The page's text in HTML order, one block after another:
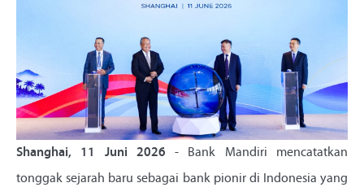
Shanghai, 11 Juni 2026- Bank Mandiri mencatatkan
tonggak sejarah baru sebagai bank pionir di Indonesia yang